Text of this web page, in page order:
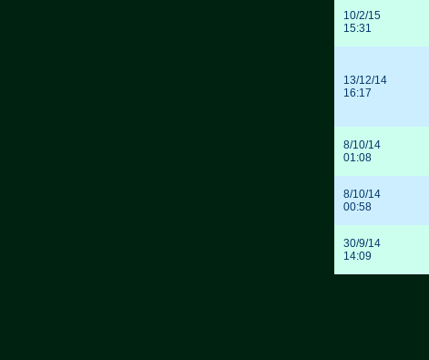
10/2/15
15:31
13/12/14
16:17
8/10/14
01:08
8/10/14
00:58
30/9/14
14:09